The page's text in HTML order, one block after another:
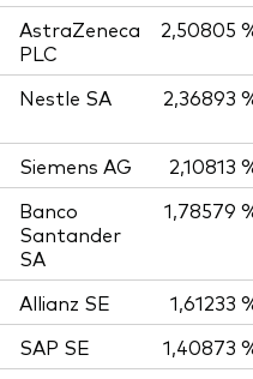
AstraZeneca
PLC
2,50805
Nestle SA 2,36893
Siemens AG 2,10813
Banco
Santander
SA
1,78579
Allianz SE 1,61233
SAP SE
1,40873